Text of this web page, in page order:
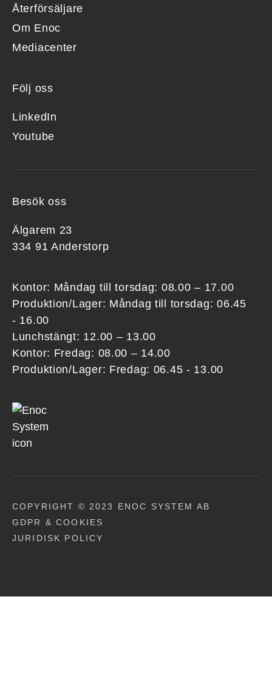
Återförsäljare
Om Enoc
Mediacenter
Följ oss
LinkedIn
Youtube
Besök oss
Älgarem 23
334 91 Anderstorp
Kontor: Måndag till torsdag: 08.00 – 17.00
Produktion/Lager: Måndag till torsdag: 06.45
- 16.00
Lunchstängt: 12.00 – 13.00
Kontor: Fredag: 08.00 – 14.00
Produktion/Lager: Fredag: 06.45 - 13.00
COPYRIGHT © 2023 ENOC SYSTEM AB
GDPR & COOKIES
JURIDISK POLICY